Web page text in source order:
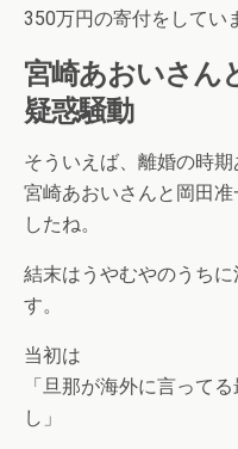
350万円の寄付をしてい
宮崎あおいさん
疑惑騒動
そういえば、離婚の時期
宮崎あおいさんと岡田
したね。
結末はうやむやのうち
す。
当初は
「旦那が海外に言って
し」